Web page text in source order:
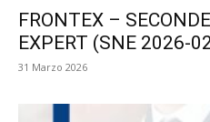
FRONTEX –
EXPERT (SNE 2026-
31 Marzo 2026